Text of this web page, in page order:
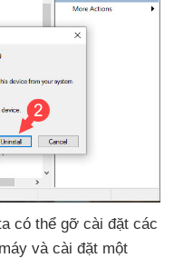
có thể gỡ cài đặt các
và cài đặt một